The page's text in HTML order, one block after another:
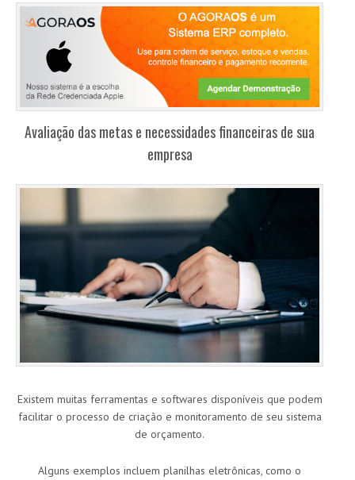
Avaliação das metas e necessidades financeiras de sua
empresa
Existem muitas ferramentas e softwares disponíveis que podem
facilitar o processo de criação e monitoramento de seu sistema
de orçamento.
Alguns exemplos incluem planilhas eletrônicas, como o